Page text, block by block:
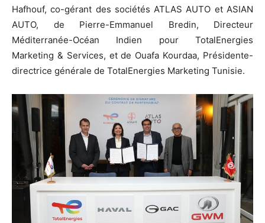
Hafhouf, co-gérant des sociétés ATLAS AUTO et ASIAN
AUTO, de Pierre-Emmanuel Bredin, Directeur
Méditerranée-Océan Indien pour TotalEnergies
Marketing & Services, et de Ouafa Kourdaa, Présidente-
directrice générale de TotalEnergies Marketing Tunisie.